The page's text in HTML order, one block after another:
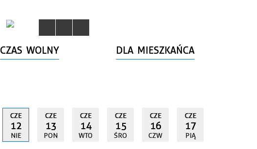
CZAS WOLNY DLA MIESZKAŃCA
CZE
12
NIE
CZE
13
PON
CZE
14
WTO
CZE
15
ŚRO
CZE
16
CZW
CZE
17
PIĄ